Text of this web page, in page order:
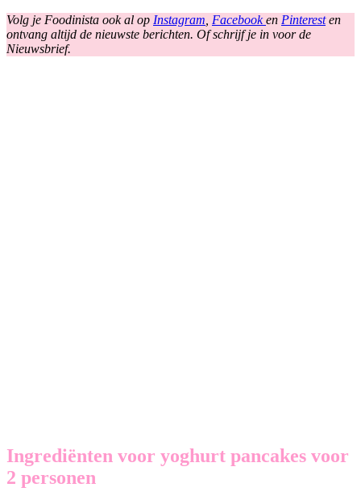
Volg je Foodinista ook al op Instagram Facebooken Pinteresten
ontvang altijd de nieuwste berichten. Of schrijf je in voor de
Nieuwsbrief.
Ingrediënten voor yoghurt pancakes voor
2 personen